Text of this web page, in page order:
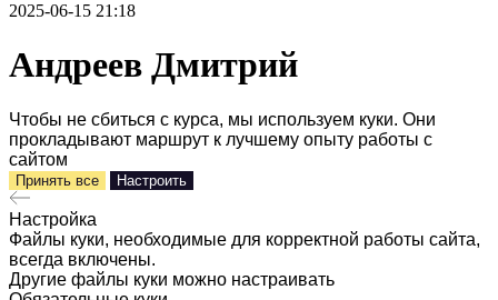
2025-06-15 21:18
Андреев Дмитрий
Чтобы не сбиться с курса, мы используем куки. Они
прокладывают маршрут к лучшему опыту работы с
сайтом
Принять все Настроить
Настройка
Файлы куки, необходимые для корректной работы сайта,
всегда включены.
Другие файлы куки можно настраивать